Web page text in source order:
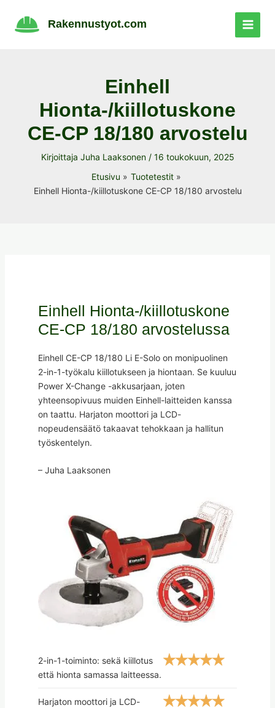
sisältöön
Rakennustyot.com
Einhell
Hionta-/kiillotuskone
CE-CP 18/180 arvostelu
Kirjoittaja Juha Laaksonen / 16 toukokuun, 2025
Etusivu
Tuotetestit
Einhell Hionta-/kiillotuskone CE-CP 18/180 arvostelu
Einhell Hionta-/kiillotuskone
CE-CP 18/180 arvostelussa
Einhell CE-CP 18/180 Li E-Solo on monipuolinen
2-in-1-työkalu kiillotukseen ja hiontaan. Se kuuluu
Power X-Change -akkusarjaan, joten
yhteensopivuus muiden Einhell-laitteiden kanssa
on taattu. Harjaton moottori ja LCD-
nopeudensäätö takaavat tehokkaan ja hallitun
työskentelyn.
– Juha Laaksonen
2-in-1-toiminto: sekä kiillotus
että hionta samassa laitteessa.
Harjaton moottori ja LCD-